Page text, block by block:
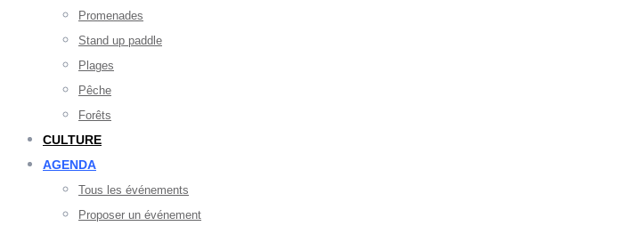
Promenades
Stand up paddle
Plages
Pêche
Forêts
CULTURE
AGENDA
Tous les événements
Proposer un événement